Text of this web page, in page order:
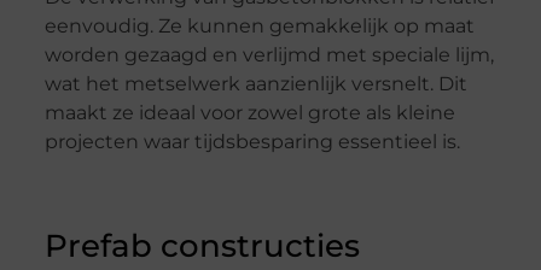
eenvoudig. Ze kunnen gemakkelijk op maat
worden gezaagd en verlijmd met speciale lijm,
wat het metselwerk aanzienlijk versnelt. Dit
maakt ze ideaal voor zowel grote als kleine
projecten waar tijdsbesparing essentieel is.
Prefab constructies